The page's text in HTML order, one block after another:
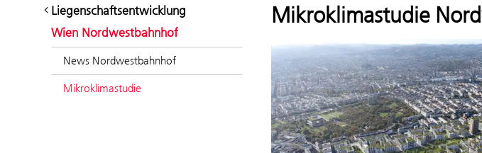
Liegenschaftsentwicklung
Wien Nordwestbahnhof
News Nordwestbahnhof
Mikroklimastudie
Mikroklimastudie